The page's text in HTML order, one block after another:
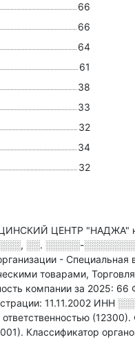
66
66
64
61
38
33
32
34
32
ЦЕНТР "НАДЖА"
░░. ░░░░░-
- Специальная
товарами,
компании за 2025: 66
11.11.2002 ИНН
(12300).
Классификатор